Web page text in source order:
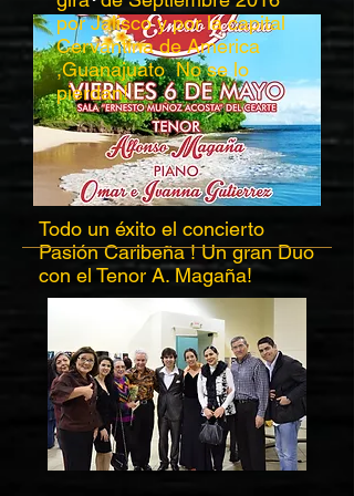
Todo un éxito el concierto
Pasión Caribeña ! Un gran Duo
con el Tenor A. Magaña!
por Jalisco y por la capital
Cervantina de America
,Guanajuato No se lo
pierdan!